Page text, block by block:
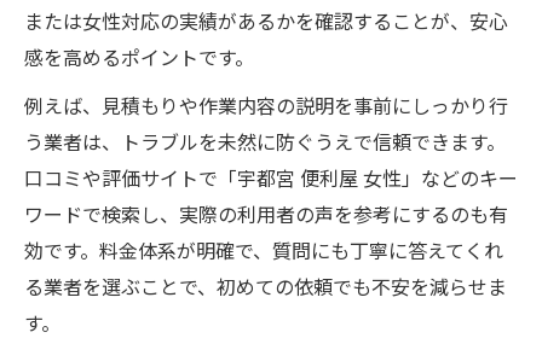
または女性対応の実績があるかを確認することが、安心
感を高めるポイントです。
例えば、見積もりや作業内容の説明を事前にしっかり行
う業者は、トラブルを未然に防ぐうえで信頼できます。
口コミや評価サイトで「宇都宮 便利屋 女性」などのキー
ワードで検索し、実際の利用者の声を参考にするのも有
効です。料金体系が明確で、質問にも丁寧に答えてくれ
る業者を選ぶことで、初めての依頼でも不安を減らせま
す。